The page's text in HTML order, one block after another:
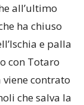
all’ultimo
ha chiuso
e palla
con Totaro
contrato
che salva la